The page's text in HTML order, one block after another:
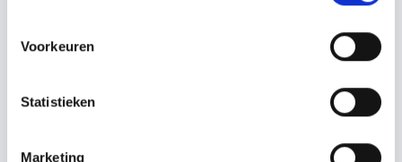
Voorkeuren
Statistieken
Marketing